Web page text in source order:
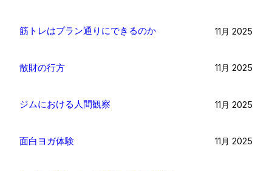
筋トレはプラン通りにできるのか 11月 2025
散財の行方 11月 2025
ジムにおける人間観察 11月 2025
面白ヨガ体験 11月 2025